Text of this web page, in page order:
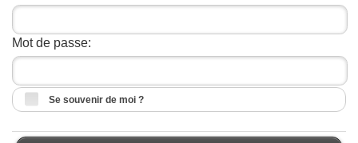
Mot de passe:
Se souvenir de moi ?